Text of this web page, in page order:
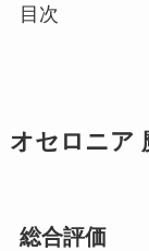
目次
オセロニア
総合評価